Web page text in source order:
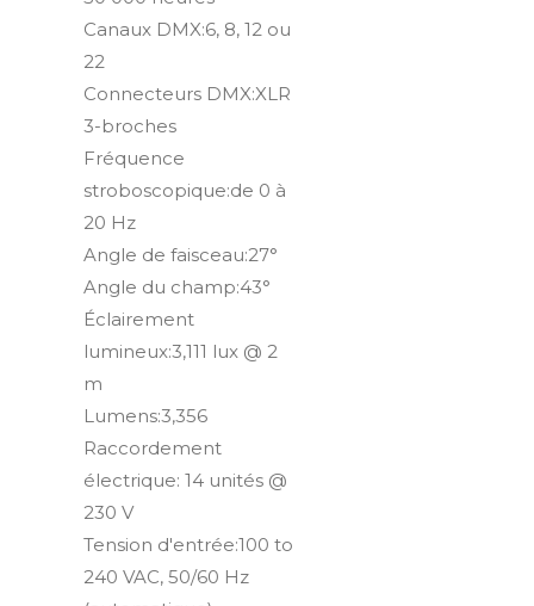
Canaux DMX:6, 8, 12 ou
22
Connecteurs DMX:XLR
3-broches
Fréquence
stroboscopique:de 0 à
20 Hz
Angle de faisceau:27°
Angle du champ:43°
Éclairement
lumineux:3,111 lux @ 2
m
Lumens:3,356
Raccordement
électrique: 14 unités @
230 V
Tension d'entrée:100 to
240 VAC, 50/60 Hz